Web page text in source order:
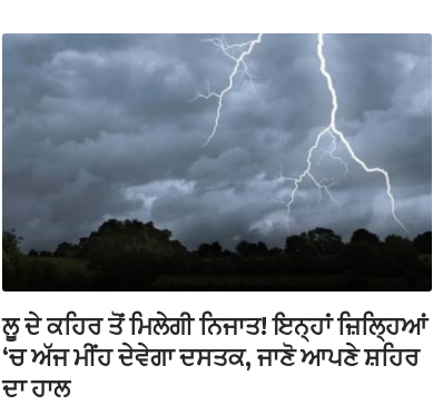
ਲੂ ਦੇ ਕਹਿਰ ਤੋਂ ਮਿਲੇਗੀ ਨਿਜਾਤ! ਇਨ੍ਹਾਂ ਜ਼ਿਲ੍ਹਿਆਂ
‘ਚ ਅੱਜ ਮੀਂਹ ਦੇਵੇਗਾ ਦਸਤਕ, ਜਾਣੋ ਆਪਣੇ ਸ਼ਹਿਰ
ਦਾ ਹਾਲ